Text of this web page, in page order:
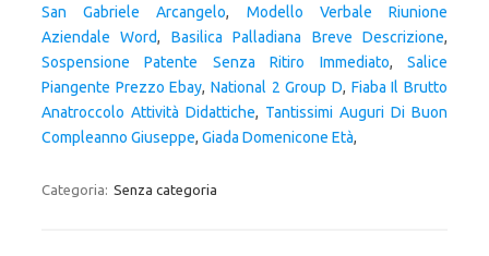
San Gabriele Arcangelo, Modello Verbale Riunione
Aziendale Word, Basilica Palladiana Breve Descrizione,
Sospensione Patente Senza Ritiro Immediato,Salice
Piangente Prezzo Ebay,National 2 Group D, Fiaba Il Brutto
Anatroccolo Attività Didattiche, Tantissimi Auguri Di Buon
Compleanno Giuseppe, Giada Domenicone Età,
Categoria: Senza categoria